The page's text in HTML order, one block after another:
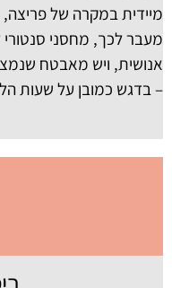
מיידית במקרה של פריצה,
מעבר לכך, מחסני סנטורי
– בדגש כמובן על שעות